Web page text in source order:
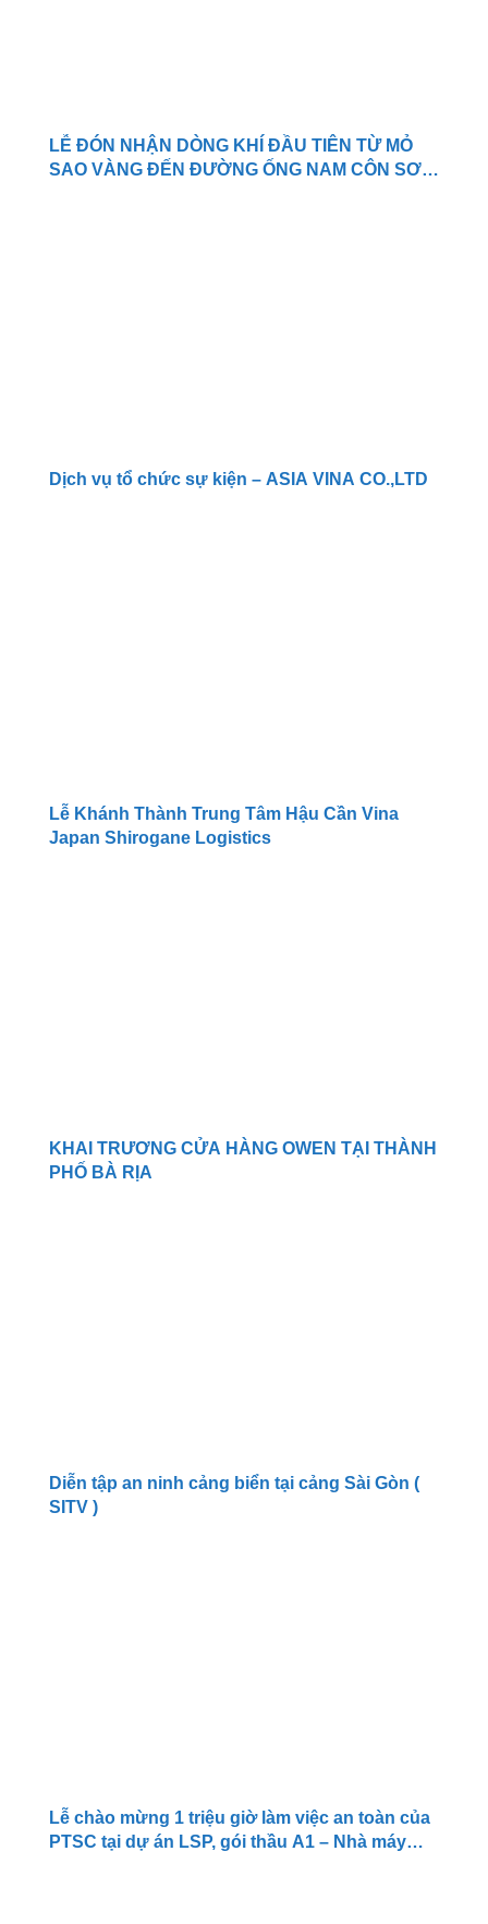
LỄ ĐÓN NHẬN DÒNG KHÍ ĐẦU TIÊN TỪ MỎ
SAO VÀNG ĐẾN ĐƯỜNG ỐNG NAM CÔN SƠN
Dịch vụ tổ chức sự kiện – ASIA VINA CO.,LTD
Lễ Khánh Thành Trung Tâm Hậu Cần Vina
Japan Shirogane Logistics
KHAI TRƯƠNG CỬA HÀNG OWEN TẠI THÀNH
PHỐ BÀ RỊA
Diễn tập an ninh cảng biển tại cảng Sài Gòn (
SITV )
Lễ chào mừng 1 triệu giờ làm việc an toàn của
PTSC tại dự án LSP, gói thầu A1 – Nhà máy